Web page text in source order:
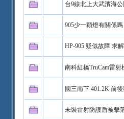
台9線北上大武濱海
905少一顆燈有關係嗎
HP-905 疑似故障 求解
南科紅橋TruCam雷射
國三南下 401.2K 前
未裝雷射防護盾被擊